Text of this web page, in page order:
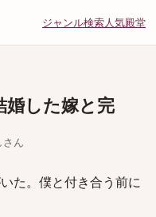
ジャンル検索人気殿堂
婚した嫁と完
ん
た。僕と付き合う前に